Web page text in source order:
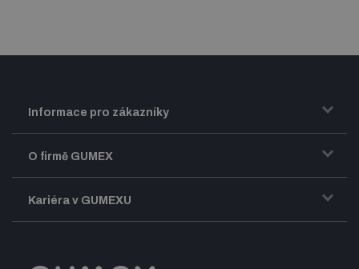
Informace pro zákazníky
Doprava a zasílání zboží
Obchodní podmínky
O firmě GUMEX
Představení firmy GUMEX
Kariéra v GUMEXU